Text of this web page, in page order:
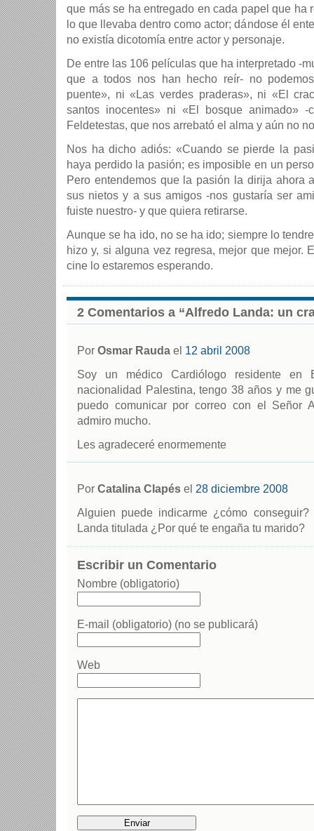
que más se ha entregado en cada papel que ha
lo que llevaba dentro como actor; dándose él
no existí­a dicotomí­a entre actor y personaje.
De entre las 106 pelí­culas que ha interpretado -
que a todos nos han hecho reí­r- no
puente», ni «Las verdes praderas», ni «El
santos inocentes» ni «El bosque animado» -
Feldetestas, que nos arrebató el alma y aún no
Nos ha dicho adiós: «Cuando se pierde la
haya perdido la pasión; es imposible en un
Pero entendemos que la pasión la dirija ahora
sus nietos y a sus amigos -nos gustarí­a ser
fuiste nuestro- y que quiera retirarse.
Aunque se ha ido, no se ha ido; siempre lo
hizo y, si alguna vez regresa, mejor que mejor.
cine lo estaremos esperando.
2 Comentarios a “Alfredo Landa: un
Por Osmar Rauda el 12 abril 2008
Soy un médico Cardiólogo residente en
nacionalidad Palestina, tengo 38 años y me
puedo comunicar por correo con el Señor
admiro mucho.
Les agradeceré enormemente
Por Catalina Clapés el 28 diciembre 2008
Alguien puede indicarme ¿cómo
Landa titulada ¿Por qué te engaña tu marido?
Escribir un Comentario
Nombre (obligatorio)
E-mail (obligatorio) (no se publicará)
Web